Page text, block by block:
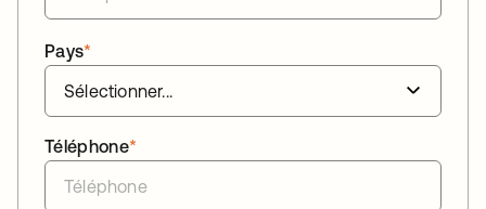
*
Pays
*
Téléphone